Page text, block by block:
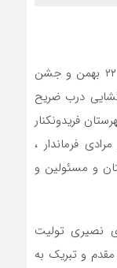
به گزارش ” خط شمال” در آستانه یوم الله ۲۲ بهمن و جشن
درب ضریح
فریدونکنار
فرماندار ،
و مسئولین و
نصیری تولیت
و تبریک به